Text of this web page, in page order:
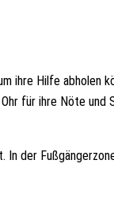
ihre Hilfe abholen
für ihre Nöte und
In der